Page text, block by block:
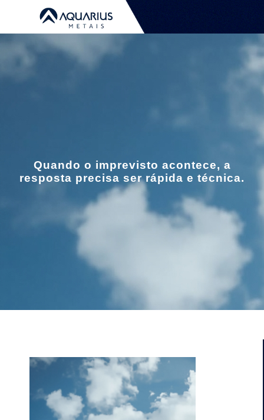
Quando o imprevisto acontece, a
resposta precisa ser rápida e técnica.